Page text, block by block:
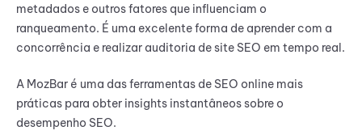
metadados e outros fatores que influenciam o
ranqueamento. É uma excelente forma de aprender com a
concorrência e realizar auditoria de site SEO em tempo real.
A MozBar é uma das ferramentas de SEO online mais
práticas para obter insights instantâneos sobre o
desempenho SEO.